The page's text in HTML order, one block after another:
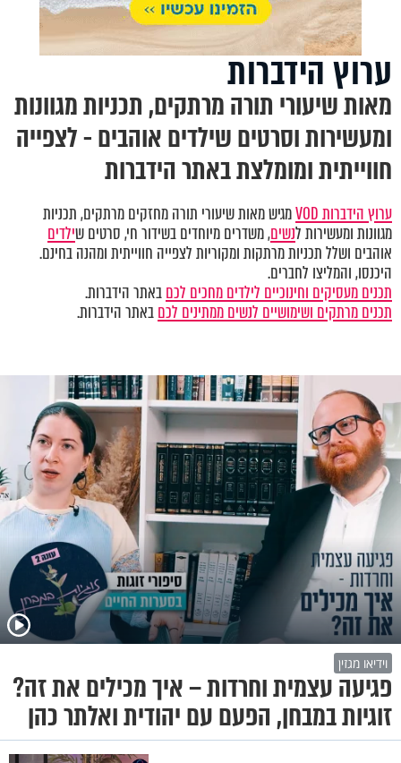
ערוץ הידברות
מאות שיעורי תורה מרתקים, תכניות מגוונות
ומעשירות וסרטים שילדים אוהבים - לצפייה
חווייתית ומומלצת באתר הידברות
ערוץ הידברות VOD
מגיש מאות שיעורי תורה מחזקים מרתקים, תכניות
מגוונות ומעשירות לנשים, משדרים מיוחדים בשידור חי, סרטים שילדים
אוהבים ושלל תכניות מרתקות ומקוריות לצפייה חווייתית ומהנה בחינם.
היכנסו, והמליצו לחברים.
תכנים מעסיקים וחינוכיים לילדים מחכים לכםבאתר הידברות.
תכנים מרתקים ושימושיים לנשים ממתינים לכםבאתר הידברות.
וידיאו מגזין
פגיעה עצמית וחרדות – איך מכילים את זה?
זוגיות במבחן, הפעם עם יהודית ואלתר כהן